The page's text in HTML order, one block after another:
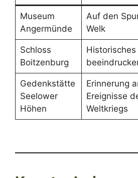
Museum
Angermünde
Auf den
Welk
Schloss
Boitzenburg
Gedenkstätte
Seelower
Höhen
Erinnerung
Ereignisse
Weltkriegs